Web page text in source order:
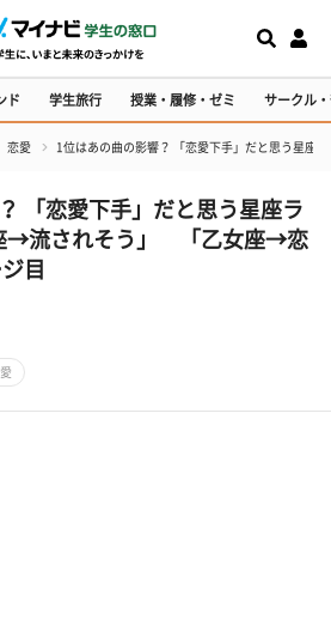
ド 学生旅行 授業・履修・ゼミ サークル
恋愛 1位はあの曲の影響？ 「恋愛下手」だと思う星
「恋愛下手」だと思う星座ラ
→流されそう」 「乙女座→恋
目